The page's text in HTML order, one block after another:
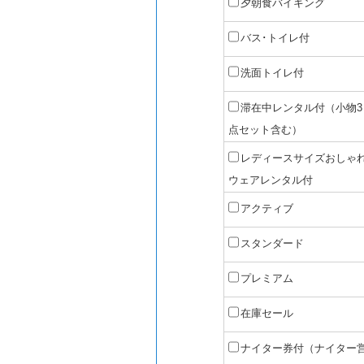
夕朝食バイキング
バス･トイレ付
洗面トイレ付
滞在中レンタル付（小物3
点セット含む）
レディースサイズおしゃ
ウェアレンタル付
アクティブ
スタンダード
プレミアム
在庫セール
ナイター券付（ナイター